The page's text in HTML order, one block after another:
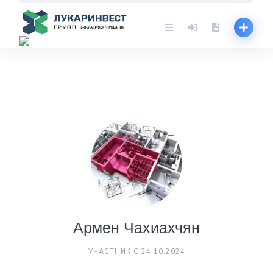
content
Армен Чахиахчян
УЧАСТНИК С 24.10.2024